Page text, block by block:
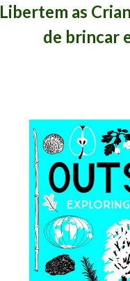
Libertem as
de brincar